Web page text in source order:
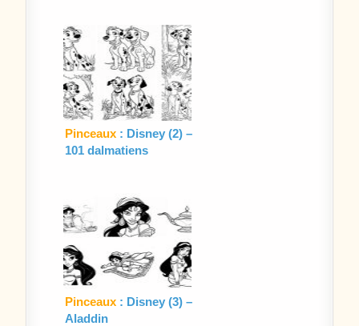
Pinceaux : Disney (2) –
101 dalmatiens
Pinceaux : Disney (3) –
Aladdin